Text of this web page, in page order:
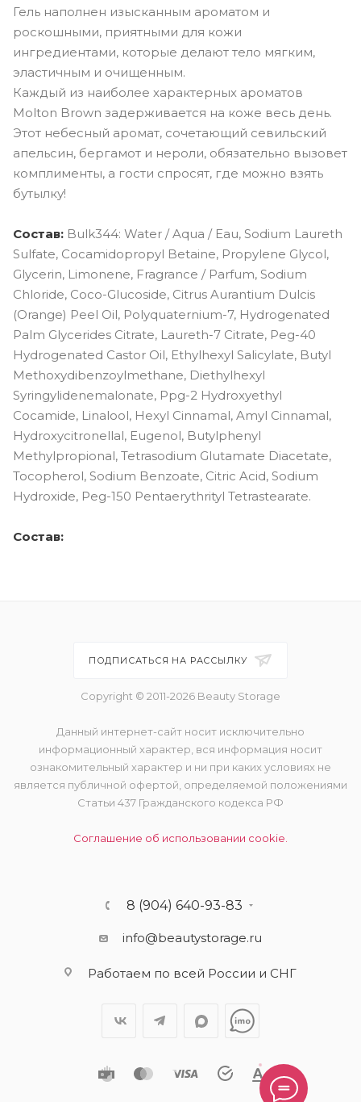
Гель наполнен изысканным ароматом и
роскошными, приятными для кожи
ингредиентами, которые делают тело мягким,
эластичным и очищенным.
Каждый из наиболее характерных ароматов
Molton Brown задерживается на коже весь день.
Этот небесный аромат, сочетающий севильский
апельсин, бергамот и нероли, обязательно вызовет
комплименты, а гости спросят, где можно взять
бутылку!
Cостав: Bulk344: Water / Aqua / Eau, Sodium Laureth
Sulfate, Cocamidopropyl Betaine, Propylene Glycol,
Glycerin, Limonene, Fragrance / Parfum, Sodium
Chloride, Coco-Glucoside, Citrus Aurantium Dulcis
(Orange) Peel Oil, Polyquaternium-7, Hydrogenated
Palm Glycerides Citrate, Laureth-7 Citrate, Peg-40
Hydrogenated Castor Oil, Ethylhexyl Salicylate, Butyl
Methoxydibenzoylmethane, Diethylhexyl
Syringylidenemalonate, Ppg-2 Hydroxyethyl
Cocamide, Linalool, Hexyl Cinnamal, Amyl Cinnamal,
Hydroxycitronellal, Eugenol, Butylphenyl
Methylpropional, Tetrasodium Glutamate Diacetate,
Tocopherol, Sodium Benzoate, Citric Acid, Sodium
Hydroxide, Peg-150 Pentaerythrityl Tetrastearate.
Состав:
ПОДПИСАТЬСЯ НА РАССЫЛКУ
Copyright © 2011-2026 Beauty Storage
Данный интернет-сайт носит исключительно
информационный характер, вся информация носит
ознакомительный характер и ни при каких условиях не
является публичной офертой, определяемой положениями
Статьи 437 Гражданского кодекса РФ
Соглашение об использовании cookie.
8 (904) 640-93-83
info@beautystorage.ru
Работаем по всей России и СНГ